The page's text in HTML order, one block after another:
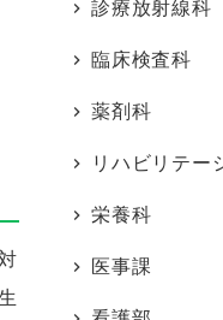
診療放射線科
臨床検査科
薬剤科
リハビリテー
栄養科
医事課